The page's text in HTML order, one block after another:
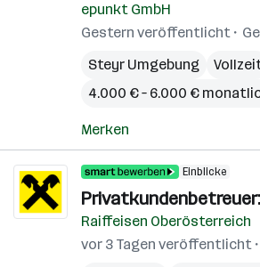
epunkt GmbH
Gestern veröffentlicht
Steyr Umgebung
4.000 € – 6.000 €
Merken
Einblicke
Raiffeisen Oberösterreich
vor 3 Tagen veröffentlicht